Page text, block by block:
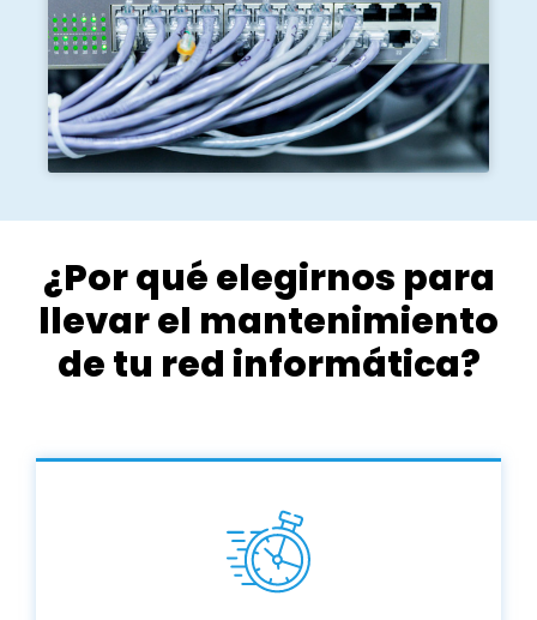
¿Por qué elegirnos para
llevar el mantenimiento
de tu red informática?